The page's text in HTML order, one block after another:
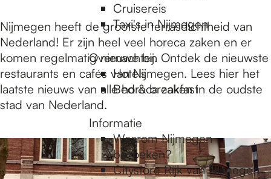
Cruisereis
Taxi's in Nijmegen
Overnachten
Hotels
Bed & breakfast
Informatie
Waarom Nijmegen
bezoeken?
Citystore Rijk van Nijmegen
Nijmegen heeft de grootste terrasdichtheid van
Nederland! Er zijn heel veel horeca zaken en er
komen regelmatig nieuwe bij. Ontdek de nieuwste
restaurants en cafés van Nijmegen. Lees hier het
laatste nieuws van alle horeca zaken in de oudste
stad van Nederland.
9
1
t